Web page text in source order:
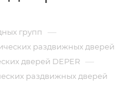
групп —
раздвижных дверей
дверей DEPER —
раздвижных дверей